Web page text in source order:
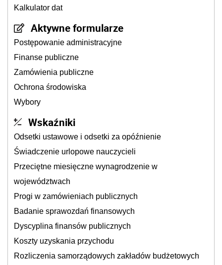
Kalkulator dat
Aktywne formularze
Postępowanie administracyjne
Finanse publiczne
Zamówienia publiczne
Ochrona środowiska
Wybory
Wskaźniki
Odsetki ustawowe i odsetki za opóźnienie
Świadczenie urlopowe nauczycieli
Przeciętne miesięczne wynagrodzenie w
województwach
Progi w zamówieniach publicznych
Badanie sprawozdań finansowych
Dyscyplina finansów publicznych
Koszty uzyskania przychodu
Rozliczenia samorządowych zakładów budżetowych